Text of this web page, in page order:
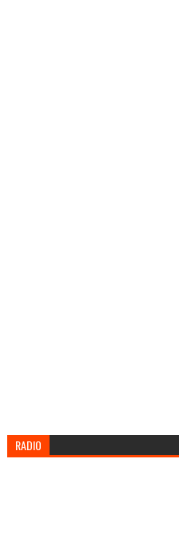
RADIO